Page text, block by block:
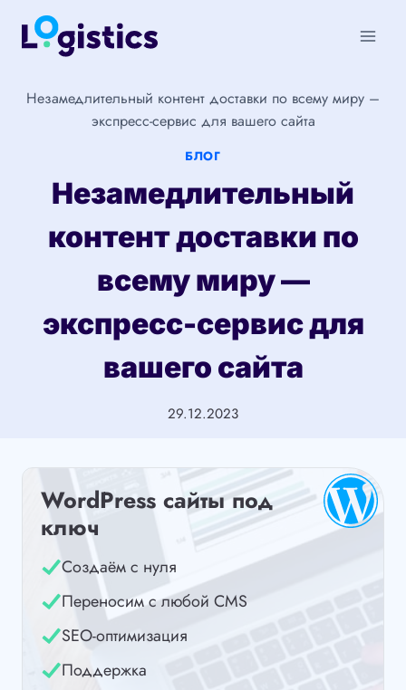
Перейти
Незамедлительный контент доставки по всему миру –
экспресс-сервис для вашего сайта
БЛОГ
Незамедлительный
контент доставки по
всему миру —
экспресс-сервис для
вашего сайта
29.12.2023
WordPress сайты под
ключ
Создаём с нуля
Переносим с любой CMS
SEO-оптимизация
Поддержка